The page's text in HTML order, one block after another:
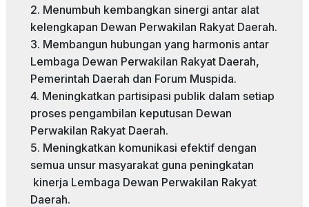
2. Menumbuh kembangkan sinergi antar alat
kelengkapan Dewan Perwakilan Rakyat Daerah.
3. Membangun hubungan yang harmonis antar
Lembaga Dewan Perwakilan Rakyat Daerah,
Pemerintah Daerah dan Forum Muspida.
4. Meningkatkan partisipasi publik dalam setiap
proses pengambilan keputusan Dewan
Perwakilan Rakyat Daerah.
5. Meningkatkan komunikasi efektif dengan
semua unsur masyarakat guna peningkatan
kinerja Lembaga Dewan Perwakilan Rakyat
Daerah.